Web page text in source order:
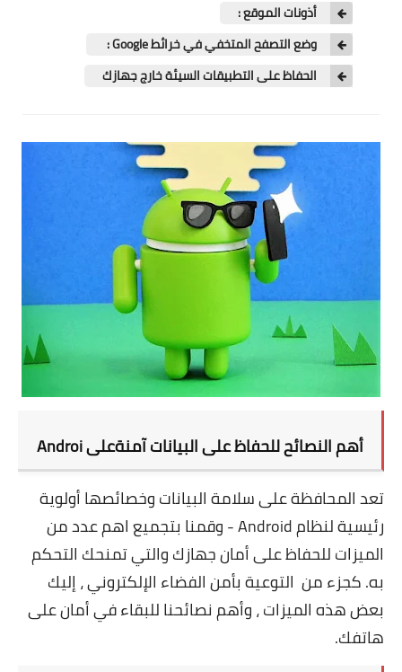
تطبيقات
أذونات الموقع :
وضع التصفح المتخفي في خرائط Google :
الحفاظ على التطبيقات السيئة خارج جهازك
أهم النصائح للحفاظ على البيانات آمنةعلى Androi
تعد المحافظة على سلامة البيانات وخصائصها أولوية
رئيسية لنظام Android - وقمنا بتجميع اهم عدد من
الميزات للحفاظ على أمان جهازك والتي تمنحك التحكم
به. كجزء من التوعية بأمن الفضاء الإلكتروني ، إليك
بعض هذه الميزات ، وأهم نصائحنا للبقاء في أمان على
هاتفك.